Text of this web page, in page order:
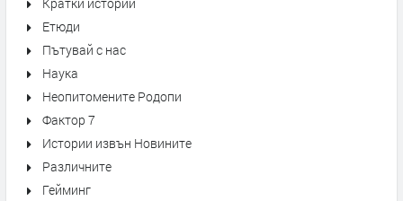
Етюди
Пътувай с нас
Наука
Неопитомените Родопи
Фактор 7
Истории извън Новините
Различните
Гейминг